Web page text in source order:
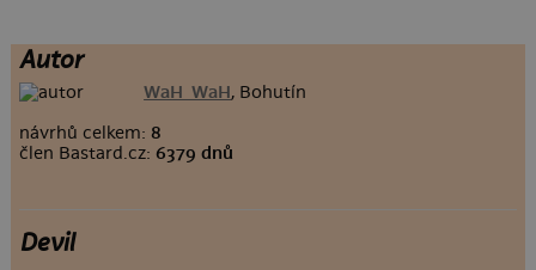
Autor
WaH_WaH, Bohutín
návrhů celkem:8
člen Bastard.cz:6379 dnů
Devil